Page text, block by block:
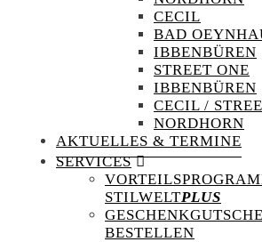
CECIL
BAD
IBBENBÜREN
STREET ONE
IBBENBÜREN
CECIL /
NORDHORN
AKTUELLES & TERMINE
SERVICES
STILWELTPLUS
BESTELLEN